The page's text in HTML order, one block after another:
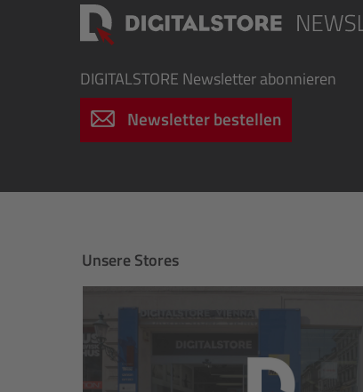
DIGITALSTORE Newsletter abonnieren
Newsletter bestellen
Unsere Stores